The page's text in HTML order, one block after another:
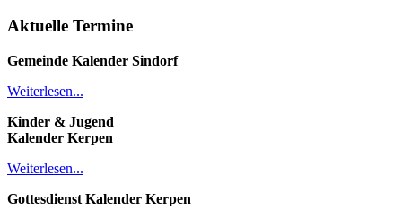
Aktuelle Termine
Gemeinde Kalender Sindorf
Weiterlesen...
Kinder & Jugend
Kalender Kerpen
Weiterlesen...
Gottesdienst Kalender Kerpen